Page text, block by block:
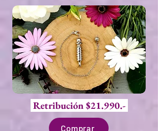
Retribución $21.990.-
Comprar